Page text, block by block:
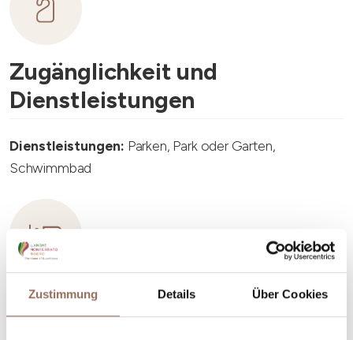
Zustimmung Details Über Cookies
Zugänglichkeit und
Dienstleistungen
Dienstleistungen: Parken, Park oder Garten,
Schwimmbad
Unterkunftskapazität